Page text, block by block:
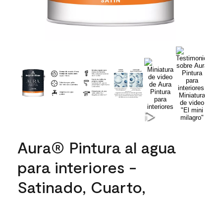
Aura® Pintura al agua
para interiores -
Satinado, Cuarto,